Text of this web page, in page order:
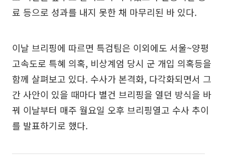
료 등으로 성과를 내지 못한 채 마무리된 바 있다.
이날 브리핑에 따르면 특검팀은 이외에도 서울~양평
고속도로 특혜 의혹, 비상계엄 당시 군 개입 의혹등을
함께 살펴보고 있다. 수사가 본격화, 다각화되면서 그
간 사안이 있을 때마다 별건 브리핑을 열던 방식을 바
꿔 이날부터 매주 월요일 오후 브리핑열고 수사 추이
를 발표하기로 했다.